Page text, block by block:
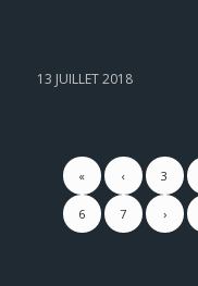
13 JUILLET 2018
« ‹ 3
6 7 ›